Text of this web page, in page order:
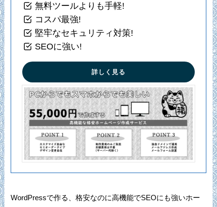
無料ツールよりも手軽!
コスパ最強!
堅牢なセキュリティ対策!
SEOに強い!
詳しく見る
WordPressで作る、格安なのに高機能でSEOにも強いホー